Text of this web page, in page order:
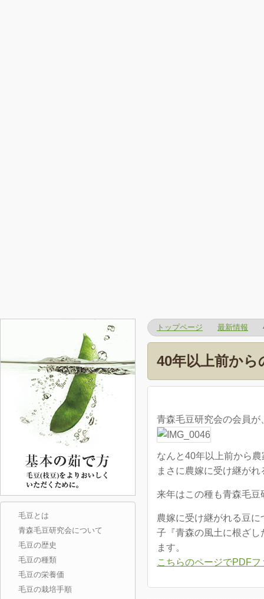
トップページ 最新情報
40年以上前から
青森毛豆研究会の会員
なんと40年以上前から
まさに農嫁に受け継がれ
来年はこの種も青森毛
農嫁に受け継がれる豆
子『青森の風土に根ざ
ます。
こちらのページでPDF
毛豆とは
青森毛豆研究会について
毛豆の歴史
毛豆の種類
毛豆の栄養価
毛豆の栽培手順